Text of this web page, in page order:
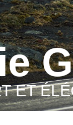
G
ET